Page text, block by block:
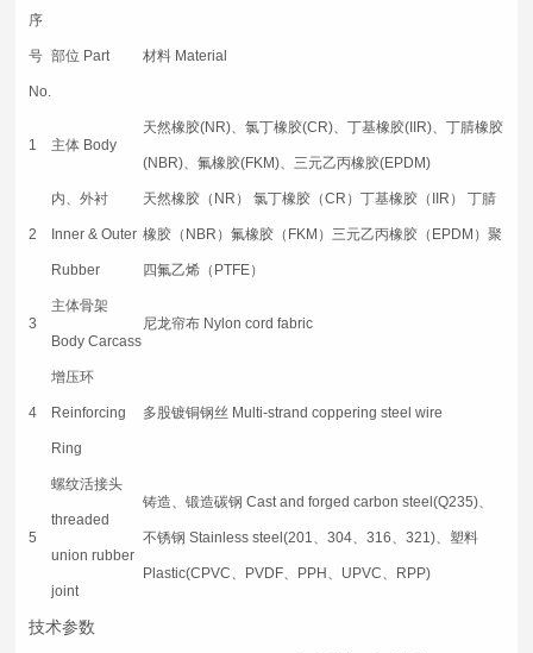
序
号
No.
部位 Part 材料 Material
1 主体 Body
天然橡胶(NR)、氯丁橡胶(CR)、丁基橡胶(IIR)、丁腈橡胶
(NBR)、氟橡胶(FKM)、三元乙丙橡胶(EPDM)
2
内、外衬
Inner & Outer
Rubber
天然橡胶（NR） 氯丁橡胶（CR）丁基橡胶（IIR） 丁腈
橡胶（NBR）氟橡胶（FKM）三元乙丙橡胶（EPDM）聚
四氟乙烯（PTFE）
3
主体骨架
Body Carcass
尼龙帘布 Nylon cord fabric
4
增压环
Reinforcing
Ring
多股镀铜钢丝 Multi-strand coppering steel wire
5
螺纹活接头
threaded
union rubber
joint
铸造、锻造碳钢 Cast and forged carbon steel(Q235)、
不锈钢 Stainless steel(201、304、316、321)、塑料
Plastic(CPVC、PVDF、PPH、UPVC、RPP)
技术参数